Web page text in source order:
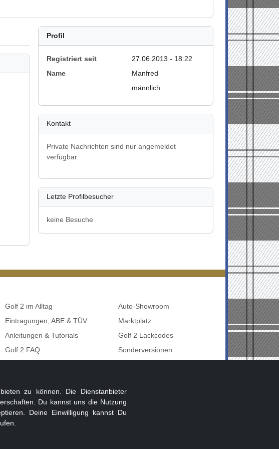
Profil
Registriert seit
27.06.2013 - 18:22
Name
Manfred
männlich
Kontakt
Private Nachrichten sind nur angemeldet
verfügbar.
Letzte Profilbesucher
keine Besuche
Golf 2 im Alltag
Eintragungen, ABE & TÜV
Anleitungen & Tutorials
Golf 2 FAQ
Auto-Showroom
Marktplatz
Golf 2 Lackcodes
Sonderversionen
zu können. Die Dienstanbieter
Du kannst uns die Nutzung
Deine Einwilligung kannst Du